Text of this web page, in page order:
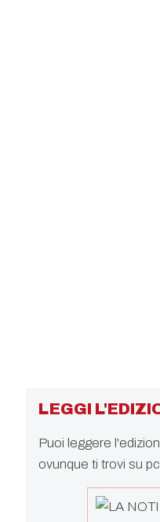
LEGGI
Puoi leggere
ovunque ti trovi su